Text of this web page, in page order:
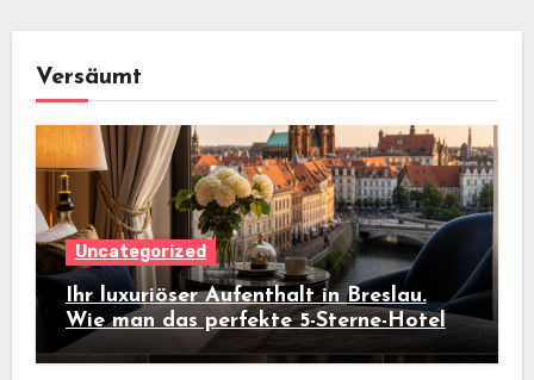
Versäumt
Uncategorized
Ihr luxuriöser Aufenthalt in Breslau.
Wie man das perfekte 5-Sterne-Hotel
auswählt